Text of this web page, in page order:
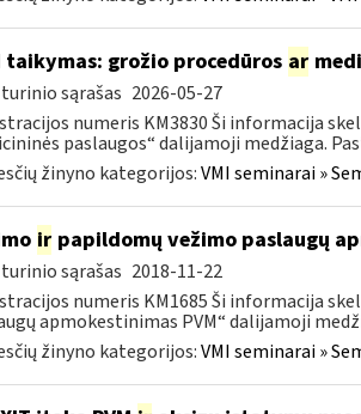
taikymas: grožio procedūros ar
sąrašas 2026-05-27
numeris KM3830 Ši informacija
paslaugos“ dalijamoji medžiaga.
žinyno kategorijos:VMI seminarai »
irpapildomų vežimo paslaugų
sąrašas 2018-11-22
numeris KM1685 Ši informacija
apmokestinimas PVM“ dalijamoji
žinyno kategorijos:VMI seminarai »